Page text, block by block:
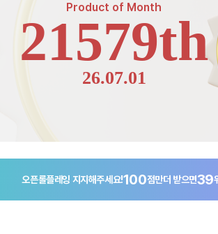
Product of Month
21579th
26.07.01
오픈롤플레잉 지지해주세요!100점만더 받으면39